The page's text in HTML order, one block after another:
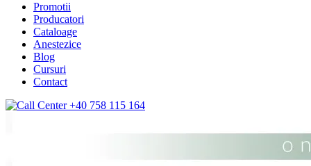
Promotii
Producatori
Cataloage
Anestezice
Blog
Cursuri
Contact
+40 758 115 164